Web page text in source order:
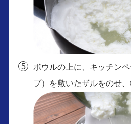
ボウルの上に、キッチン
プ）を敷いたザルをのせ